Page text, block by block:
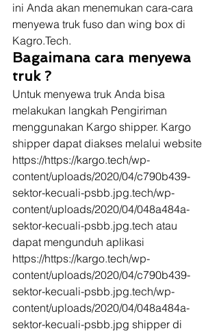
ini Anda akan menemukan cara-cara
menyewa truk fuso dan wing box di
Kagro.Tech.
Bagaimana cara menyewa
truk ?
Untuk menyewa truk Anda bisa
melakukan langkah Pengiriman
menggunakan Kargo shipper. Kargo
shipper dapat diakses melalui website
https://https://kargo.tech/wp-
content/uploads/2020/04/c790b439-
sektor-kecuali-psbb.jpg.tech/wp-
content/uploads/2020/04/048a484a-
sektor-kecuali-psbb.jpg.tech atau
dapat mengunduh aplikasi
https://https://kargo.tech/wp-
content/uploads/2020/04/c790b439-
sektor-kecuali-psbb.jpg.tech/wp-
content/uploads/2020/04/048a484a-
sektor-kecuali-psbb.jpg shipper di